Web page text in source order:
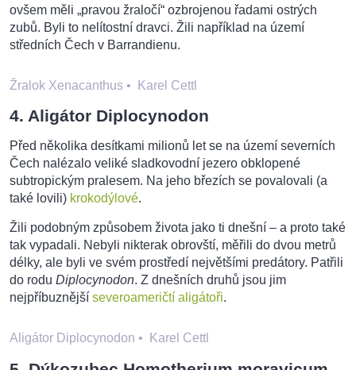
ovšem měli „pravou žraločí“ ozbrojenou řadami ostrých
zubů. Byli to nelítostní dravci. Žili například na území
středních Čech v Barrandienu.
Žralok Xenacanthus • Karel Cettl
4. Aligátor Diplocynodon
Před několika desítkami milionů let se na území severních
Čech nalézalo veliké sladkovodní jezero obklopené
subtropickým pralesem. Na jeho březích se povalovali (a
také lovili) krokodýlové.
Žili podobným způsobem života jako ti dnešní – a proto také
tak vypadali. Nebyli nikterak obrovští, měřili do dvou metrů
délky, ale byli ve svém prostředí největšími predátory. Patřili
do rodu Diplocynodon. Z dnešních druhů jsou jim
nejpříbuznější severoameričtí aligátoři.
Aligátor Diplocynodon • Karel Cettl